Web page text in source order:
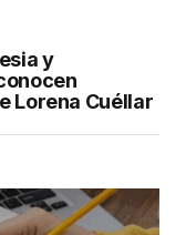
y
Lorena Cuéllar